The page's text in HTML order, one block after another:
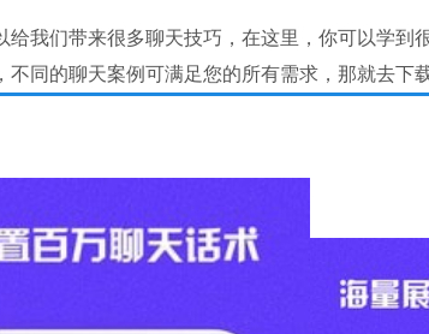
我们带来很多聊天技巧，在这里，你可以学到
同的聊天案例可满足您的所有需求，那就去下